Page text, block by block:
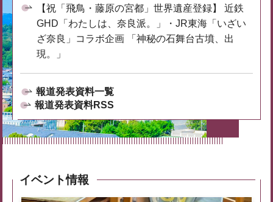
【祝「飛鳥・藤原の宮都」世界遺産登録】 近鉄
GHD「わたしは、奈良派。」・JR東海「いざい
ざ奈良」コラボ企画 「神秘の石舞台古墳、出
現。」
報道発表資料一覧
報道発表資料RSS
イベント情報